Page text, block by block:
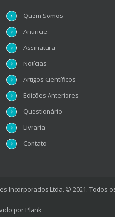
Quem Somos
Anuncie
Assinatura
Notícias
Artigos Científicos
Edições Anteriores
Questionário
Livraria
Contato
Incorporados Ltda. © 2021. Todos
por Plank